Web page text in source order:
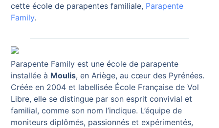
cette école de parapentes familiale, Parapente
Family.
Parapente Family est une école de parapente
installée à Moulis, en Ariège, au cœur des Pyrénées.
Créée en 2004 et labellisée École Française de Vol
Libre, elle se distingue par son esprit convivial et
familial, comme son nom l’indique. L’équipe de
moniteurs diplômés, passionnés et expérimentés,